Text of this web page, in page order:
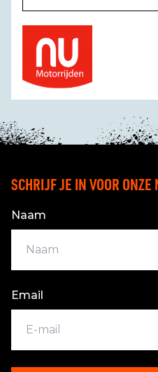
SCHRIJF JE IN VOOR
Naam
Email